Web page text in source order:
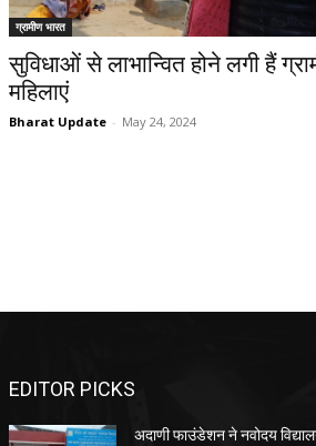
ग्रामीण भारत
सुविधाओं से लाभान्वित होने लगी हैं
महिलाएं
Bharat Update - May 24, 2024
EDITOR PICKS
अदाणी फाउंडेशन ने नवोदय